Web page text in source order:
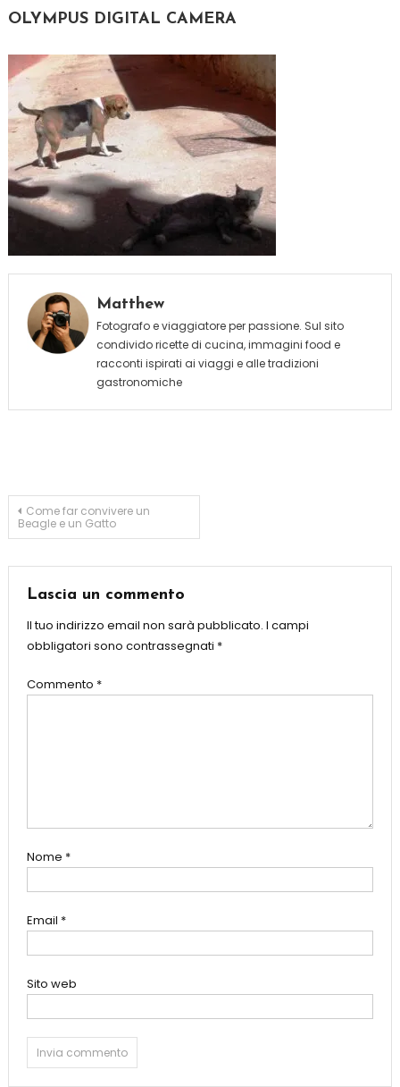
OLYMPUS DIGITAL CAMERA
Matthew
Fotografo e viaggiatore per passione. Sul sito
condivido ricette di cucina, immagini food e
racconti ispirati ai viaggi e alle tradizioni
gastronomiche
Navigazione
Come far convivere un
Beagle e un Gatto
Lascia un commento
Il tuo indirizzo email non sarà pubblicato. I campi
obbligatori sono contrassegnati *
Commento *
Nome *
Email *
Sito web